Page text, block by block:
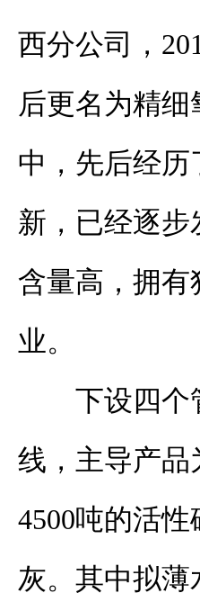
西分公司，
后更名为精
中，先后经
新，已经逐
含量高，拥有
业。
下设四个
线，主导产品
4500吨的活性
灰。其中拟